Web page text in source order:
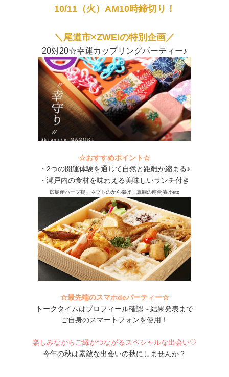
10/11（火）AM10時締切り！
＼尾道市×ZWEIの特別企画／
20対20☆幸運カップリングパーティー♪
☆おすすめポイント☆
・2つの開運体験を通じて自然と距離が縮まる♪
・瀬戸内の食材を味わえる美味しいランチ付き
広島産ハーブ鶏、ネブトのから揚げ、真鯛の南蛮漬けetc
☆最先端のスマホdeパーティー☆
トークタイムはプロフィール確認～結果発表まで
ご自身のスマートフォンを使用！
楽しみながらご縁がつながるスペシャルな出会い♡
今年の秋は素敵な出会いの秋にしませんか？